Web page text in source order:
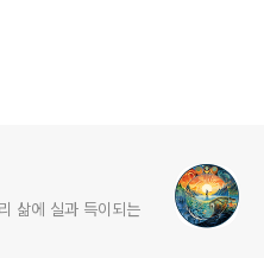
삶에 실과 득이되는